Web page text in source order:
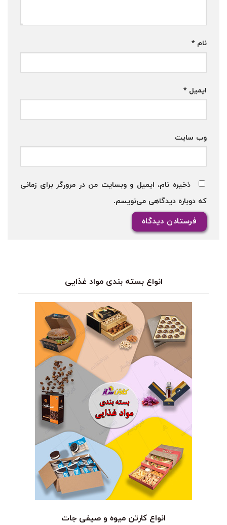
نام *
ایمیل *
وب‌ سایت
ذخیره نام، ایمیل و وبسایت من در مرورگر برای زمانی
که دوباره دیدگاهی می‌نویسم.
انواع بسته بندی مواد غذایی
انواع کارتن میوه و صیفی جات